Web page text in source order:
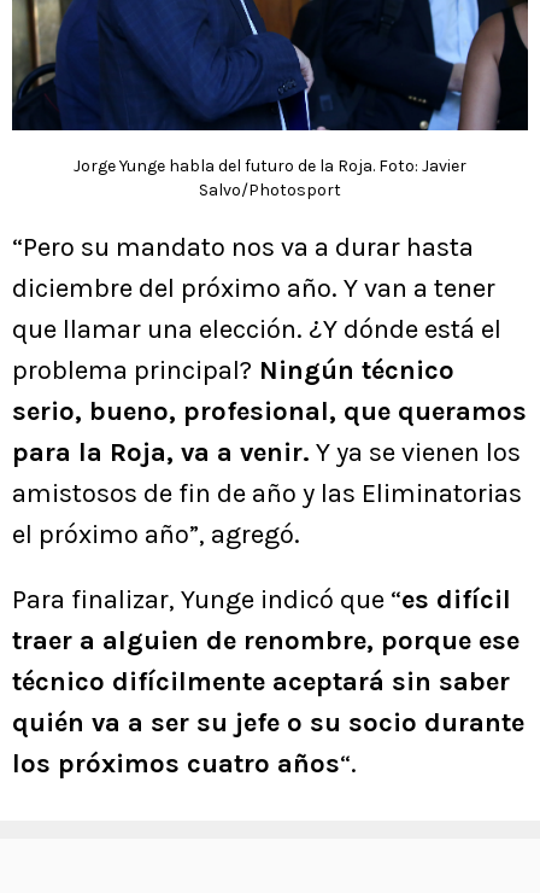
Jorge Yunge habla del futuro de la Roja. Foto: Javier
Salvo/Photosport
“Pero su mandato nos va a durar hasta
diciembre del próximo año. Y van a tener
que llamar una elección. ¿Y dónde está el
problema principal? Ningún técnico
serio, bueno, profesional, que queramos
para la Roja, va a venir. Y ya se vienen los
amistosos de fin de año y las Eliminatorias
el próximo año”, agregó.
Para finalizar, Yunge indicó que “es difícil
traer a alguien de renombre, porque ese
técnico difícilmente aceptará sin saber
quién va a ser su jefe o su socio durante
los próximos cuatro años“.